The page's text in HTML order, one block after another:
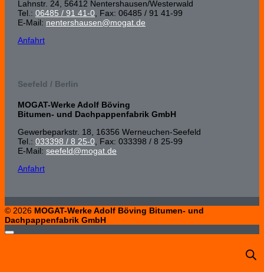
Lahnstr. 24, 56412 Nenters­hausen/Wester­wald
Tel.: 06485 / 91 41-0 , Fax: 06485 / 91 41-99
E-Mail: nentershausen@mogat.de
Anfahrt
Seefeld / Berlin
MOGAT-Werke Adolf Böving
Bitumen- und Dachpappenfabrik GmbH
Gewerbeparkstr. 18, 16356 Werneuchen-Seefeld
Tel.: 033398 / 8 25-0 , Fax: 033398 / 8 25-99
E-Mail: seefeld@mogat.de
Anfahrt
© 2026 MOGAT-Werke Adolf Böving Bitumen- und
Dachpappenfabrik GmbH